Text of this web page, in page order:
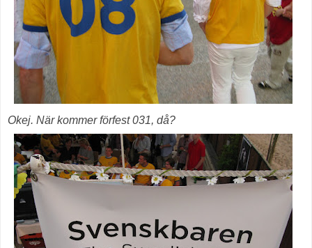
Okej. När kommer förfest 031, då?